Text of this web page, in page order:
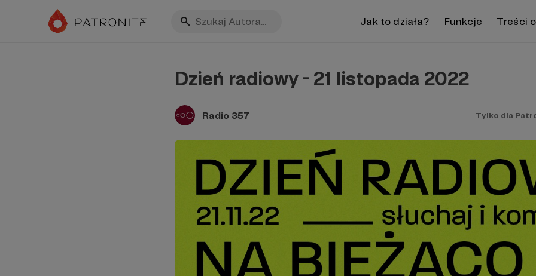
Jak to działa? Funkcje Treści
Dzień radiowy - 21 listopada 2022
Radio 357 Tylko dla